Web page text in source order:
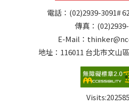
電話：(02)2939-3091#
傳真：
E-Mail：
地址：116011 台北市文山
Visits: